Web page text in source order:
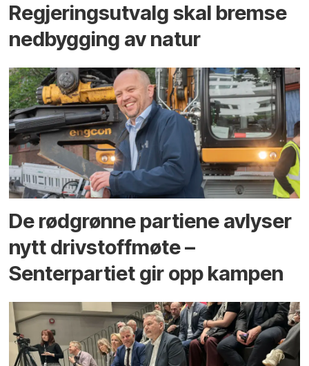
Regjerings­utvalg skal bremse
ned­bygging av natur
De rødgrønne partiene avlyser
nytt drivstoffmøte –
Senterpartiet gir opp kampen